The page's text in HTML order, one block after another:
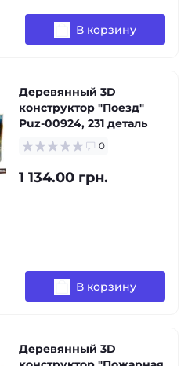
В корзину
Деревянный 3D
конструктор "Поезд"
Puz-00924, 231 деталь
0
1 134.00 грн.
В корзину
Деревянный 3D